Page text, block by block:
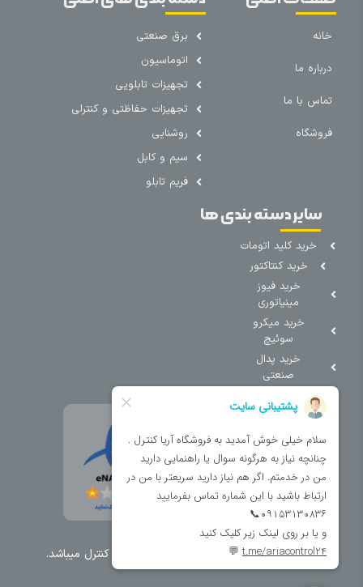
خانه
درباره ما
تماس با ما
فروشگاه
برق صنعتی
اتوماسیون
تجهیزات تابلویی
تجهیزات حفاظتی و کنترلی
روشنایی
سیم و کابل
فریم تابلو
سایر دسته بندی ها
خرید کلید اتومات
خرید کنتاکتور
خرید فیوز
مینیاتوری
خرید میکرو
سوئیچ
خرید پدال
صنعتی
تمامی حقوق مطالب و سایت نزد شرکت اریا کنترل میباشد.